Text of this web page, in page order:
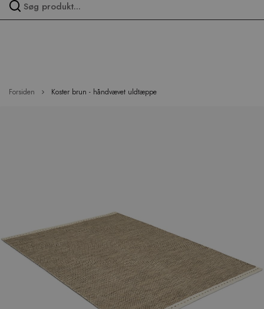
Forsiden Koster brun - håndvævet uldtæppe